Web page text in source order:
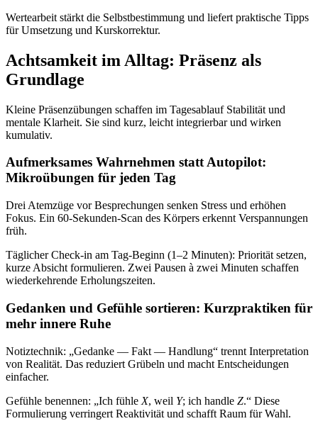
Wertearbeit stärkt die Selbstbestimmung und liefert praktische Tipps
für Umsetzung und Kurskorrektur.
Achtsamkeit im Alltag: Präsenz als
Grundlage
Kleine Präsenzübungen schaffen im Tagesablauf Stabilität und
mentale Klarheit. Sie sind kurz, leicht integrierbar und wirken
kumulativ.
Aufmerksames Wahrnehmen statt Autopilot:
Mikroübungen für jeden Tag
Drei Atemzüge vor Besprechungen senken Stress und erhöhen
Fokus. Ein 60‑Sekunden‑Scan des Körpers erkennt Verspannungen
früh.
Täglicher Check‑in am Tag‑Beginn (1–2 Minuten): Priorität setzen,
kurze Absicht formulieren. Zwei Pausen à zwei Minuten schaffen
wiederkehrende Erholungszeiten.
Gedanken und Gefühle sortieren: Kurzpraktiken für
mehr innere Ruhe
Notiztechnik: „Gedanke — Fakt — Handlung“ trennt Interpretation
von Realität. Das reduziert Grübeln und macht Entscheidungen
einfacher.
Gefühle benennen: „Ich fühle X, weil Y; ich handle Z.“ Diese
Formulierung verringert Reaktivität und schafft Raum für Wahl.